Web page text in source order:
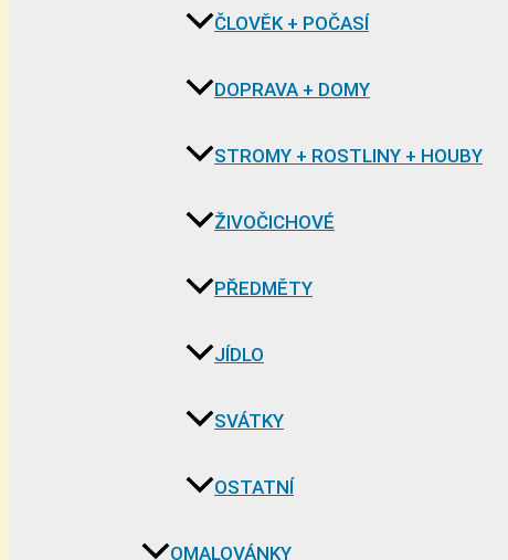
ČLOVĚK + POČASÍ
DOPRAVA + DOMY
STROMY + ROSTLINY + HOUBY
ŽIVOČICHOVÉ
PŘEDMĚTY
JÍDLO
SVÁTKY
OSTATNÍ
OMALOVÁNKY